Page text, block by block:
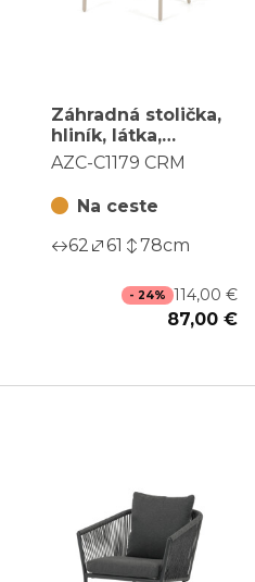
Záhradná stolička,
hliník, látka,
béžová, AZC-C1179
AZC-C1179 CRM
Na ceste
62
61 78cm
- 24% 114,00 €
87,00 €